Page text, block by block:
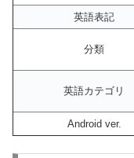
英語表記
分類
英語カテゴリ
Android ver.